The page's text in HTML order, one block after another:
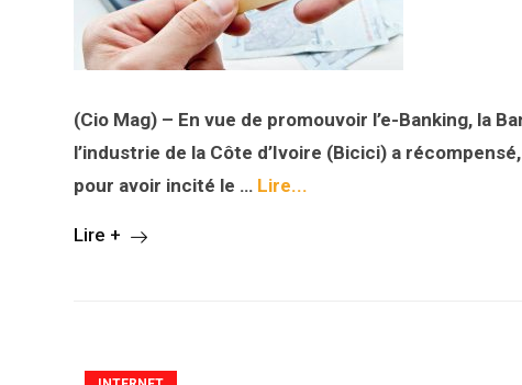
(Cio Mag) – En vue de promouvoir l’e-Banking, la
l’industrie de la Côte d’Ivoire (Bicici) a
pour avoir incité le … Lire...
Lire +